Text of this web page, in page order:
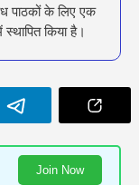
पाठकों के लिए एक
किया है।
Join Now